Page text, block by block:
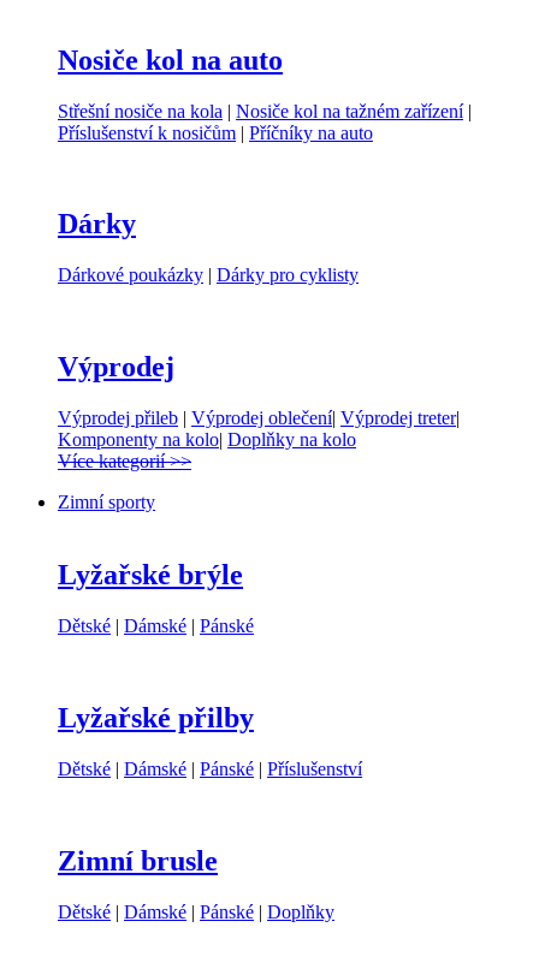
Nosiče kol na auto
Střešní nosiče na kola | Nosiče kol na tažném zařízení|
Příslušenství k nosičům | Příčníky na auto
Dárky
Dárkové poukázky | Dárky pro cyklisty
Výprodej
Výprodej přileb | Výprodej oblečení| Výprodej treter|
Komponenty na kolo| Doplňky na kolo
Více kategorií >>
Zimní sporty
Lyžařské brýle
Dětské | Dámské | Pánské
Lyžařské přilby
Dětské | Dámské | Pánské | Příslušenství
Zimní brusle
Dětské | Dámské | Pánské | Doplňky